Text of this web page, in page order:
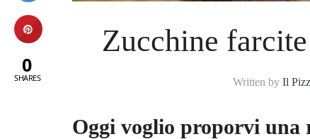
Zucchine
Written by Il
Oggi voglio proporvi una
0
SHARES